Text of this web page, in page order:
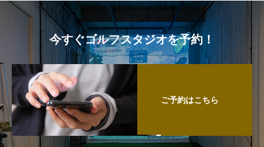
今すぐゴルフスタジオを予約！
ご予約はこちら